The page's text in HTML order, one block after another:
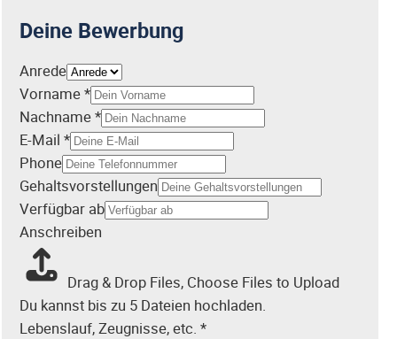
Deine Bewerbung
Anrede
Vorname*
h
i
s
t
o
r
p
a
g
Nachname*
E-Mail *
Phone
Gehaltsvorstellungen
Verfügbar ab
Anschreiben
Drag & Drop Files, Choose Files to Upload
Du kannst bis zu 5 Dateien hochladen.
Lebenslauf, Zeugnisse, etc. *